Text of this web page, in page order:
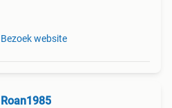
Bezoek website
Roan1985